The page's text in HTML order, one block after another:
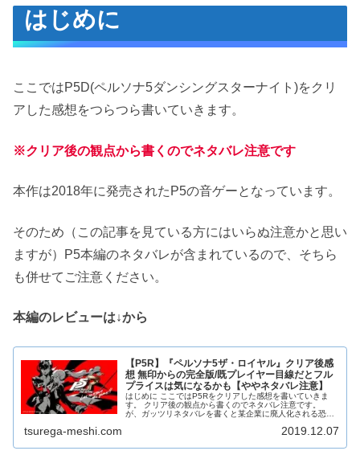
ゲーム概要
シリーズ恒例となった音ゲー
仲間の部屋を見に行ける
感想
シリアス皆無
悪かった点
曲のレパートリーが少ない
おわりに
はじめに
ここではP5D(ペルソナ5ダンシングスターナイト)をクリ
アした感想をつらつら書いていきます。
※クリア後の観点から書くのでネタバレ注意です
本作は2018年に発売されたP5の音ゲーとなっています。
そのため（この記事を見ている方にはいらぬ注意かと思い
ますが）P5本編のネタバレが含まれているので、そちら
も併せてご注意ください。
本編のレビューは↓から
【P5R】『ペルソナ5ザ・ロイヤル』クリア後感
想 無印からの完全版/既プレイヤー目線だとフル
プライスは気になるかも【ややネタバレ注意】
はじめに ここではP5Rをクリアした感想を書いていきま
す。 クリア後の観点から書くのでネタバレ注意です。
が、ガッツリネタバレを書くと某企業に廃人化される恐れ
tsurega-meshi.com 2019.12.07